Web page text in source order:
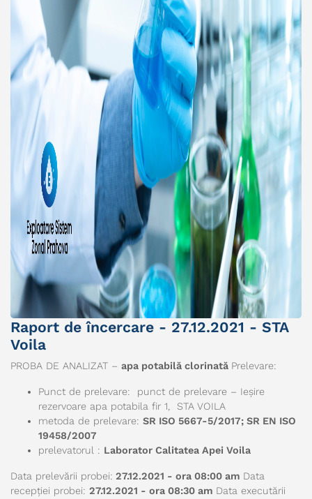
Raport de încercare - 27.12.2021 - STA
Voila
PROBA DE ANALIZAT – apa potabilă clorinată Prelevare:
Punct de prelevare: punct de prelevare – Ieșire
rezervoare apa potabila fir 1, STA VOILA
metoda de prelevare: SR ISO 5667-5/2017; SR EN ISO
19458/2007
prelevatorul : Laborator Calitatea Apei Voila
Data prelevării probei: 27.12.2021 - ora 08:00 am Data
recepției probei: 27.12.2021 - ora 08:30 am Data executării